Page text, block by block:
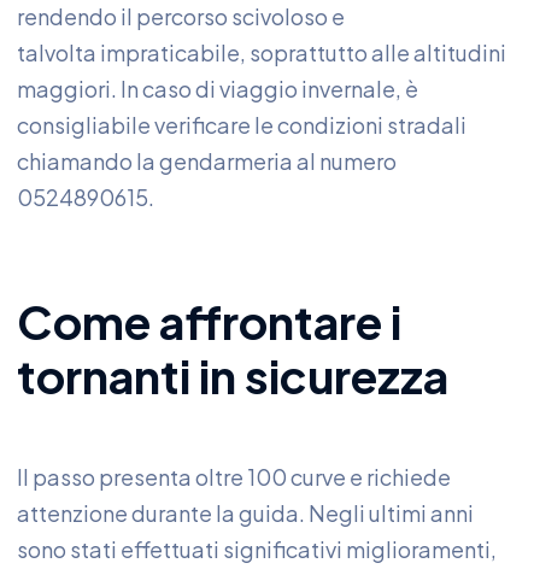
rendendo il percorso scivoloso e
talvolta impraticabile, soprattutto alle altitudini
maggiori. In caso di viaggio invernale, è
consigliabile verificare le condizioni stradali
chiamando la gendarmeria al numero
0524890615.
Come affrontare i
tornanti in sicurezza
Il passo presenta oltre 100 curve e richiede
attenzione durante la guida. Negli ultimi anni
sono stati effettuati significativi miglioramenti,